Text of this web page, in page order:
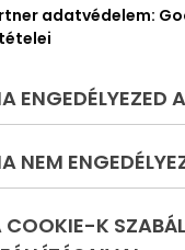
vízparti
biztosan
tetszésedet
adatvédelem:
ENGEDÉLYEZED
NEM
COOKIE-K